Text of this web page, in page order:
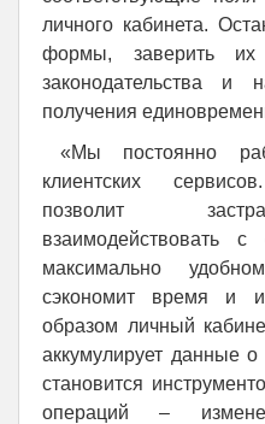
личного кабинета.
формы, заверить их
законодательства
получения
«Мы постоянно
клиентских
позволит
взаимодействовать
максимально
сэкономит время и
образом личный
аккумулирует данные
становится
операций –